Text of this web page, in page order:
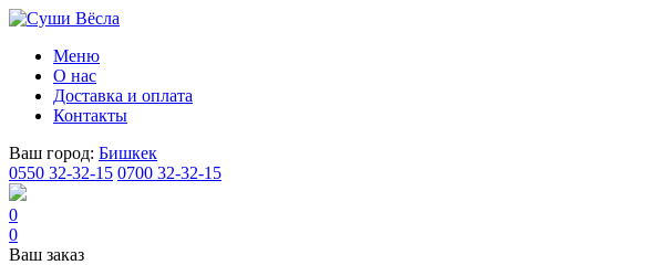
Меню
О нас
Доставка и оплата
Контакты
Ваш город: Бишкек
0550 32-32-15 0700 32-32-15
0
0
Ваш заказ